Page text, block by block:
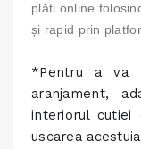
plăti online
și rapid prin
*Pentru a va
aranjament,
interiorul
uscarea